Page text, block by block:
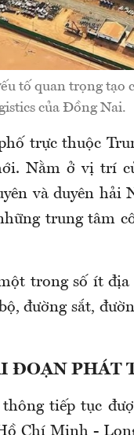
tố quan trọng tạo
của Đồng Nai.
trực thuộc
Nằm ở vị trí
và duyên hải
trung tâm
trong số ít
đường sắt,
ĐOẠN PHÁT
tiếp tục